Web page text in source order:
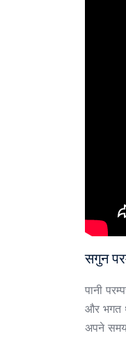
सगुन
पानी
और भगत
अपने समय